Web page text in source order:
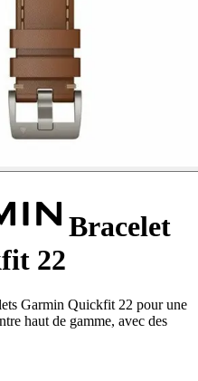
Bracelet
22
Garmin Quickfit 22 pour une
haut de gamme, avec des